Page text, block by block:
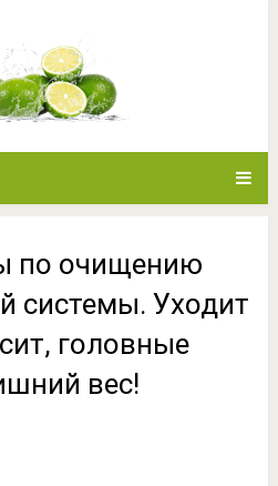
слабость, синусит,
по очищению
системы. Уходит
головные
вес!